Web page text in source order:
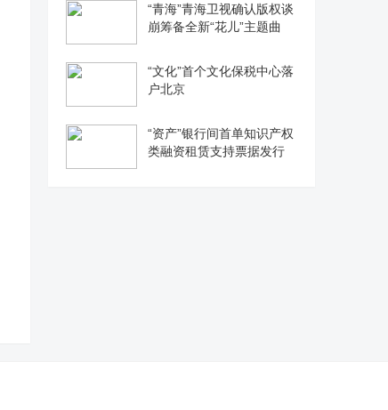
“青海”青海卫视确认版权谈
崩筹备全新“花儿”主题曲
“文化”首个文化保税中心落
户北京
“资产”银行间首单知识产权
类融资租赁支持票据发行